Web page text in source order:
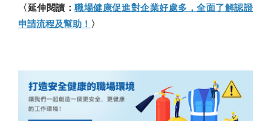
〈延伸閱讀：職場健康促進對企業好處多，全面了解認證
申請流程及幫助！ 〉